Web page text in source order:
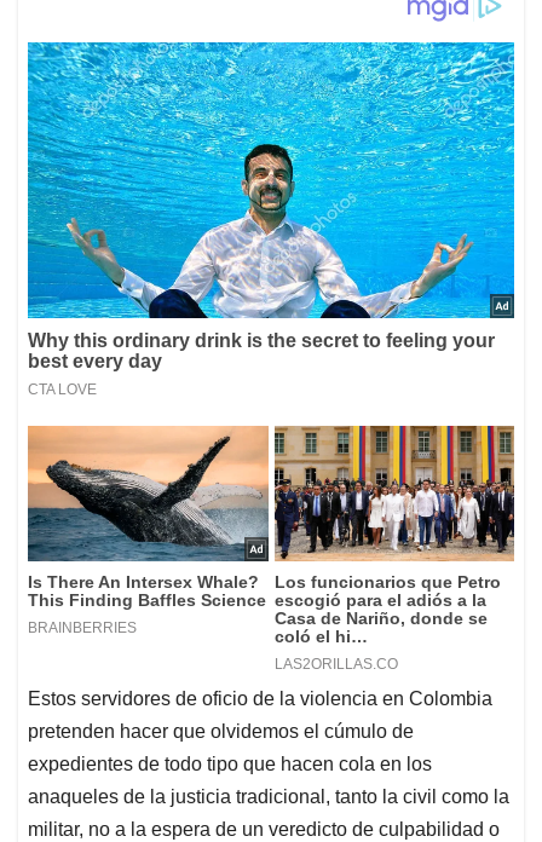
Estos servidores de oficio de la violencia en Colombia
pretenden hacer que olvidemos el cúmulo de
expedientes de todo tipo que hacen cola en los
anaqueles de la justicia tradicional, tanto la civil como la
militar, no a la espera de un veredicto de culpabilidad o